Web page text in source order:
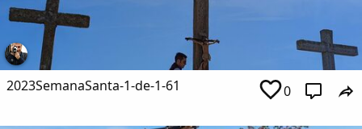
2023SemanaSanta-1-de-1-61 0